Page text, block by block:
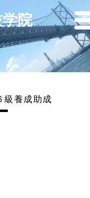
級養成助成
院